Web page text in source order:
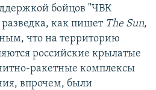
бойцов "ЧВК
как пишет The Sun,
что на территорию
российские крылатые
ракетные комплексы
впрочем, были